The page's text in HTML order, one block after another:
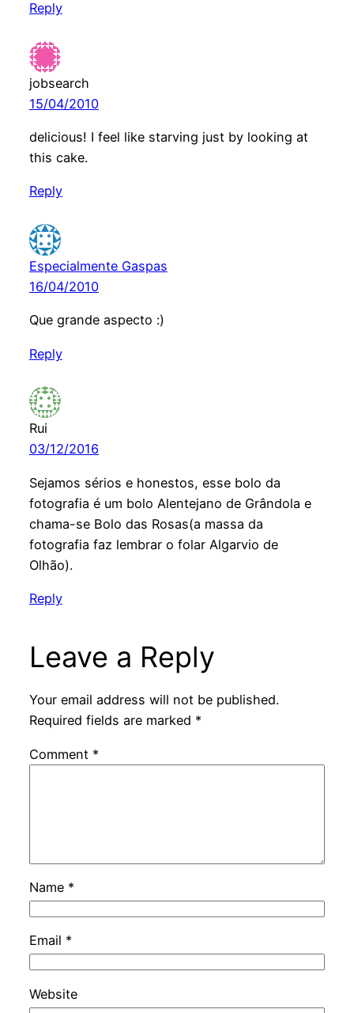
Reply
jobsearch
15/04/2010
delicious! I feel like starving just by looking at
this cake.
Reply
Especialmente Gaspas
16/04/2010
Que grande aspecto :)
Reply
Rui
03/12/2016
Sejamos sérios e honestos, esse bolo da
fotografia é um bolo Alentejano de Grândola e
chama-se Bolo das Rosas(a massa da
fotografia faz lembrar o folar Algarvio de
Olhão).
Reply
Leave a Reply
Your email address will not be published.
Required fields are marked *
Comment *
Name *
Email *
Website